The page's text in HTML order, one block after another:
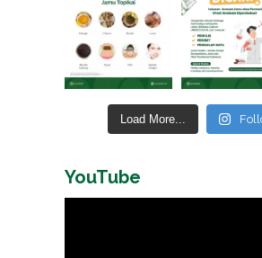
Load More...
YouTube